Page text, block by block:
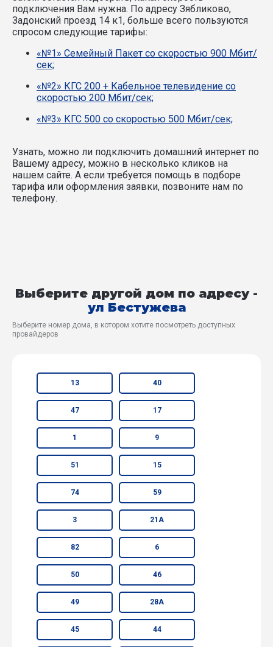
подключения Вам нужна. По адресу Зябликово,
Задонский проезд 14 к1, больше всего пользуются
спросом следующие тарифы:
«№1» Семейный Пакет со скоростью 900 Мбит/
сек;
«№2» КГС 200 + Кабельное телевидение со
скоростью 200 Мбит/сек;
«№3» КГС 500 со скоростью 500 Мбит/сек;
Узнать, можно ли подключить домашний интернет по
Вашему адресу, можно в несколько кликов на
нашем сайте. А если требуется помощь в подборе
тарифа или оформления заявки, позвоните нам по
телефону.
Выберите другой дом по адресу -
ул Бестужева
Выберите номер дома, в котором хотите посмотреть доступных
провайдеров
13 40
47 17
1 9
51 15
74 59
3 21А
82 6
50 46
49 28А
45 44